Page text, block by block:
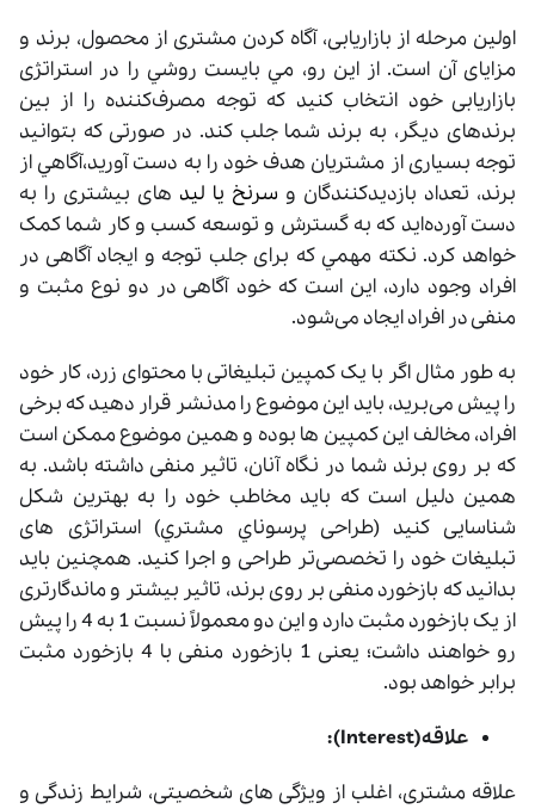
اولین مرحله از بازاریابی، آگاه کردن مشتری از محصول، برند و
مزایای آن است. از اين رو، مي بايست روشي را در استراتژی
بازاریابی خود انتخاب کنید که توجه مصرف‌کننده را از بین
برندهای دیگر، به برند شما جلب کند. در صورتی که بتوانید
توجه بسیاری از مشتریان هدف خود را به دست آورید،آگاهي از
برند، تعداد بازدیدکنندگان و سرنخ یا لید های بیشتری را به
دست آورده‌اید که به گسترش و توسعه کسب و کار شما کمک
خواهد کرد. نکته مهمي که برای جلب توجه و ایجاد آگاهی در
افراد وجود دارد، این است که خود آگاهی در دو نوع مثبت و
منفی در افراد ایجاد می‌شود.
به طور مثال اگر با یک کمپین تبلیغاتی با محتوای زرد، کار خود
را پیش می‌برید، باید این موضوع را مدنشر قرار دهيد که برخی
افراد، مخالف این کمپین ‌ها بوده و همین موضوع ممکن است
که بر روی برند شما در نگاه آنان، تاثیر منفی داشته باشد. به
همین دلیل است که باید مخاطب خود را به بهترین شکل
شناسایی کنید (طراحی پرسوناي مشتري) استراتژی‌ های
تبلیغات خود را تخصصی‌تر طراحی و اجرا کنید. همچنین باید
بدانید که بازخورد منفی بر روی برند، تاثیر بیشتر و ماندگارتری
از یک بازخورد مثبت دارد و این دو معمولاً نسبت 1 به 4 را پیش
رو خواهند داشت؛ یعنی 1 بازخورد منفی با 4 بازخورد مثبت
برابر خواهد بود.
علاقه(Interest):
علاقه مشتری، اغلب از ویژگی ‌های شخصیتی، شرایط زندگی و